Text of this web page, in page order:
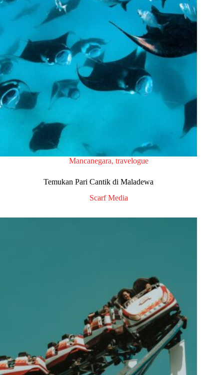
Mancanegara, travelogue
Temukan Pari Cantik di Maladewa
Scarf Media